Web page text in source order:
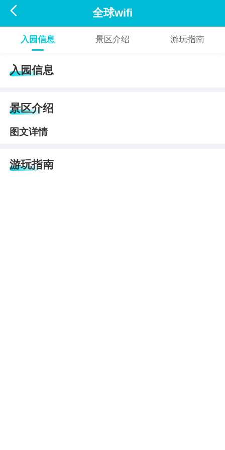
 全球wifi
入园信息 景区介绍 游玩指南
入园信息
景区介绍
图文详情
游玩指南